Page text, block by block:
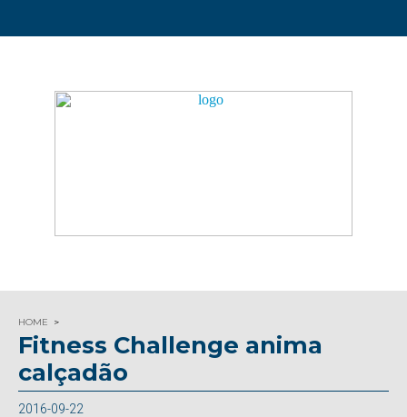
HOME
Fitness Challenge anima
calçadão
2016-09-22